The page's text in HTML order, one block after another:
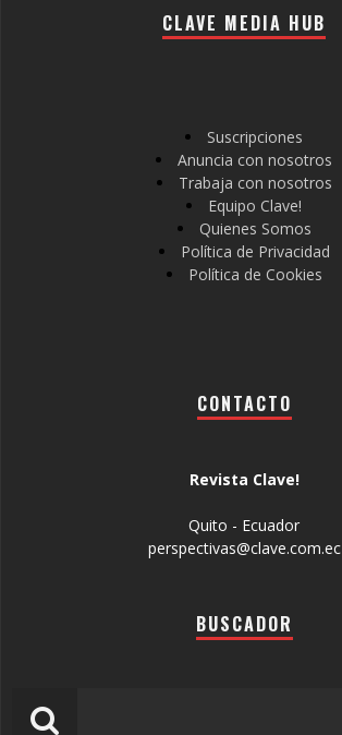
CLAVE MEDIA HUB
Suscripciones
Anuncia con nosotros
Trabaja con nosotros
Equipo Clave!
Quienes Somos
Política de Privacidad
Política de Cookies
CONTACTO
Revista Clave!
Quito - Ecuador
perspectivas@clave.com.ec
BUSCADOR